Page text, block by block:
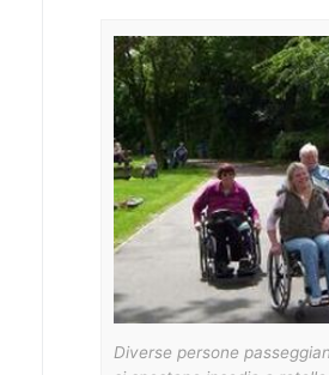
Diverse persone